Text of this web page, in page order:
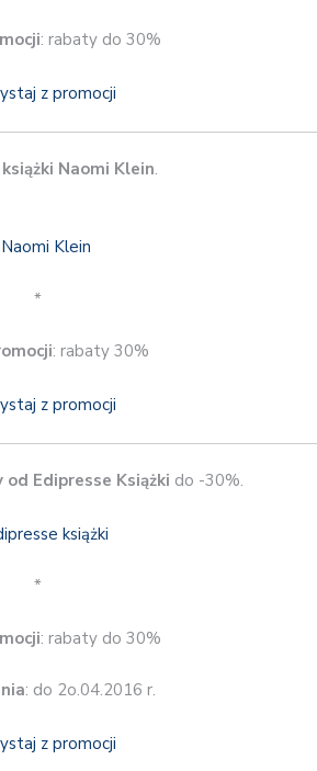
: rabaty do 30%
z promocji
książki Naomi Klein.
*
: rabaty 30%
z promocji
Edipresse Książki do -30%.
*
: rabaty do 30%
: do 2o.04.2016 r.
z promocji